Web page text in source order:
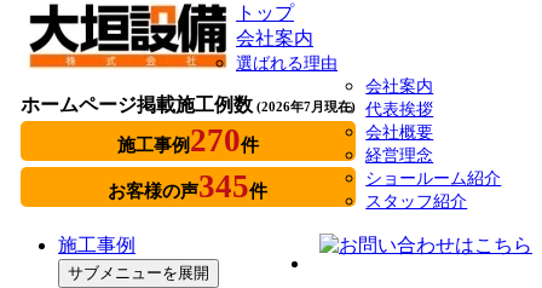
ホームページ掲載施工例数(2026年7月現在)
施工事例270件
お客様の声345件
トップ
会社案内
選ばれる理由
会社案内
代表挨拶
会社概要
経営理念
ショールーム紹介
スタッフ紹介
施工事例
サブメニューを展開